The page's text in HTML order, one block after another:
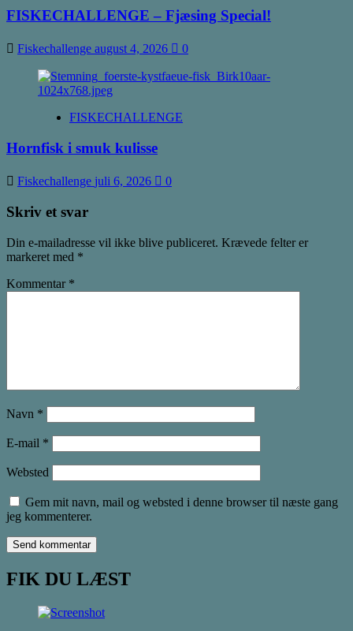
FISKECHALLENGE – Fjæsing Special!
Fiskechallenge august 4, 2026 0
FISKECHALLENGE
Hornfisk i smuk kulisse
Fiskechallenge juli 6, 2026 0
Skriv et svar
Din e-mailadresse vil ikke blive publiceret. Krævede felter er
markeret med *
Kommentar *
Navn *
E-mail *
Websted
Gem mit navn, mail og websted i denne browser til næste gang
jeg kommenterer.
FIK DU LÆST